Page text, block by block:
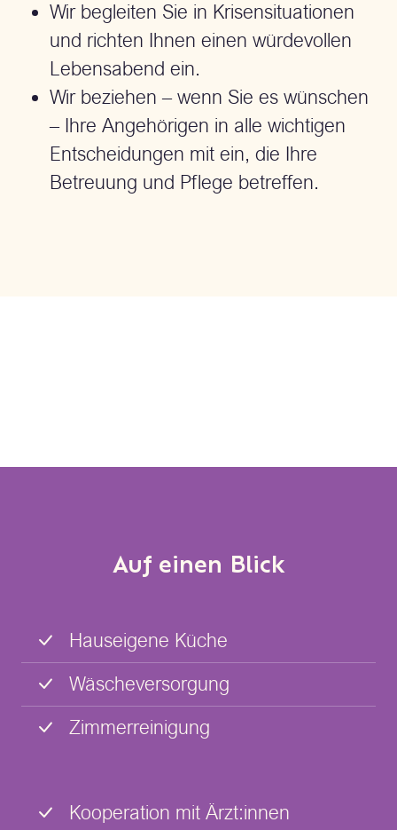
Wir begleiten Sie in Krisensituationen
und richten Ihnen einen würdevollen
Lebensabend ein.
Wir beziehen – wenn Sie es wünschen
– Ihre Angehörigen in alle wichtigen
Entscheidungen mit ein, die Ihre
Betreuung und Pflege betreffen.
Auf einen Blick
Hauseigene Küche
Wäscheversorgung
Zimmerreinigung
Kooperation mit Ärzt:innen